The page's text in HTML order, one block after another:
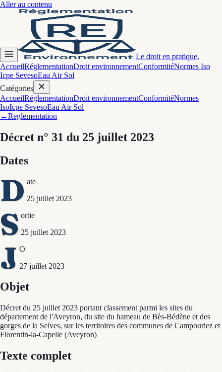
Aller au contenu
Le droit en pratique.
AccueilRéglementationDroit environnementConformitéNormes Iso
Icpe SevesoEau Air Sol
Catégories
AccueilRéglementationDroit environnementConformitéNormes
IsoIcpe SevesoEau Air Sol
←Reglementation
Décret n° 31 du 25 juillet 2023
Dates
D ate
25 juillet 2023
S ortie
25 juillet 2023
J O
27 juillet 2023
Objet
Décret du 25 juillet 2023 portant classement parmi les sites du
département de l'Aveyron, du site du hameau de Bès-Bédène et des
gorges de la Selves, sur les territoires des communes de Campouriez et
Florentin-la-Capelle (Aveyron)
Texte complet